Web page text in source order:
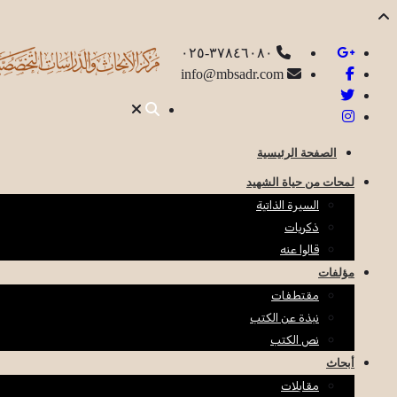
الصفحة الرئيسية
لمحات من حياة الشهيد
السيرة الذاتية
ذكريات
قالوا عنه
مؤلفات
مقتطفات
نبذة عن الكتب
نص الكتب
أبحاث
مقابلات